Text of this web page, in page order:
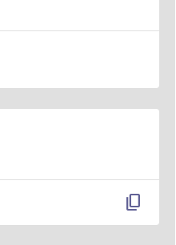
content_copy